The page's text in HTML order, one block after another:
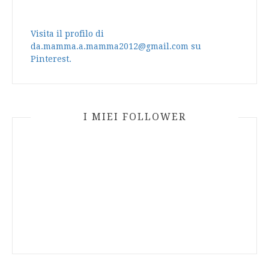
Visita il profilo di
da.mamma.a.mamma2012@gmail.com su
Pinterest.
I MIEI FOLLOWER